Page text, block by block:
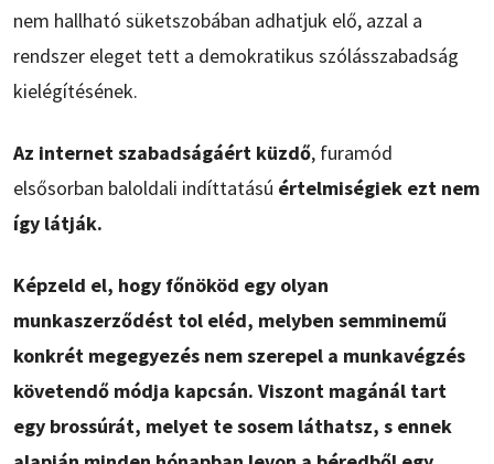
nem hallható süketszobában adhatjuk elő, azzal a
rendszer eleget tett a demokratikus szólásszabadság
kielégítésének.
Az internet szabadságáért küzdő, furamód
elsősorban baloldali indíttatású értelmiségiek ezt nem
így látják.
Képzeld el, hogy főnököd egy olyan
munkaszerződést tol eléd, melyben semminemű
konkrét megegyezés nem szerepel a munkavégzés
követendő módja kapcsán. Viszont magánál tart
egy brossúrát, melyet te sosem láthatsz, s ennek